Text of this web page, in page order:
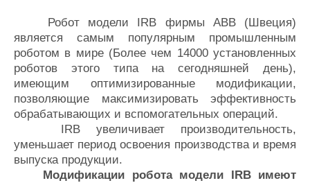
Робот модели IRB фирмы АВВ (Швеция)
является самым популярным промышленным
роботом в мире (Более чем 14000 установленных
роботов этого типа на сегодняшней день),
имеющим оптимизированные модификации,
позволяющие максимизировать эффективность
обрабатывающих и вспомогательных операций.
IRB увеличивает производительность,
уменьшает период освоения производства и время
выпуска продукции.
Модификации робота модели IRB имеют